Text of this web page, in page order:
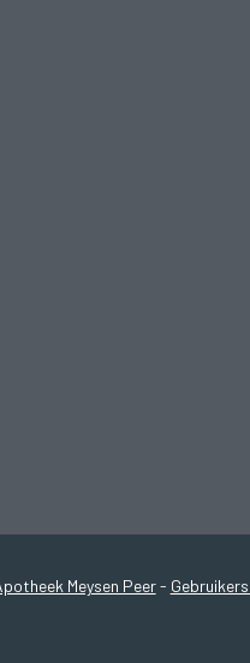
Meysen Peer -